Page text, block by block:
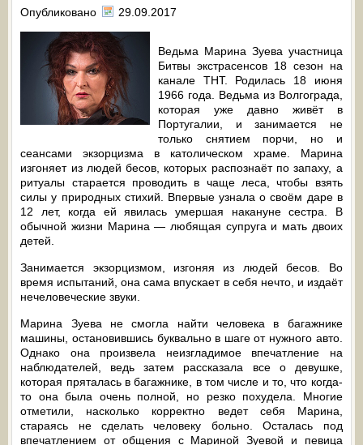
Опубликовано 29.09.2017
Ведьма Марина Зуева участница
Битвы экстрасенсов 18 сезон на
канале ТНТ. Родилась 18 июня
1966 года. Ведьма из Волгограда,
которая уже давно живёт в
Португалии, и занимается не
только снятием порчи, но и
сеансами экзорцизма в католическом храме. Марина
изгоняет из людей бесов, которых распознаёт по запаху, а
ритуалы старается проводить в чаще леса, чтобы взять
силы у природных стихий. Впервые узнала о своём даре в
12 лет, когда ей явилась умершая накануне сестра. В
обычной жизни Марина — любящая супруга и мать двоих
детей.
Занимается экзорцизмом, изгоняя из людей бесов. Во
время испытаний, она сама впускает в себя нечто, и издаёт
нечеловеческие звуки.
Марина Зуева не смогла найти человека в багажнике
машины, остановившись буквально в шаге от нужного авто.
Однако она произвела неизгладимое впечатление на
наблюдателей, ведь затем рассказала все о девушке,
которая пряталась в багажнике, в том числе и то, что когда-
то она была очень полной, но резко похудела. Многие
отметили, насколько корректно ведет себя Марина,
стараясь не сделать человеку больно. Осталась под
впечатлением от общения с Мариной Зуевой и певица